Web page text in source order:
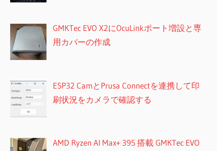
GMKTec EVO X2にOcuLinkポート増設と専
用カバーの作成
ESP32 CamとPrusa Connectを連携して印
刷状況をカメラで確認する
AMD Ryzen AI Max+ 395 搭載 GMKTec EVO